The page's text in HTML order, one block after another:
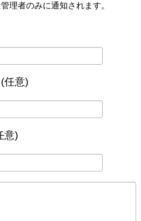
理者のみに通知されます。
任意)
意)